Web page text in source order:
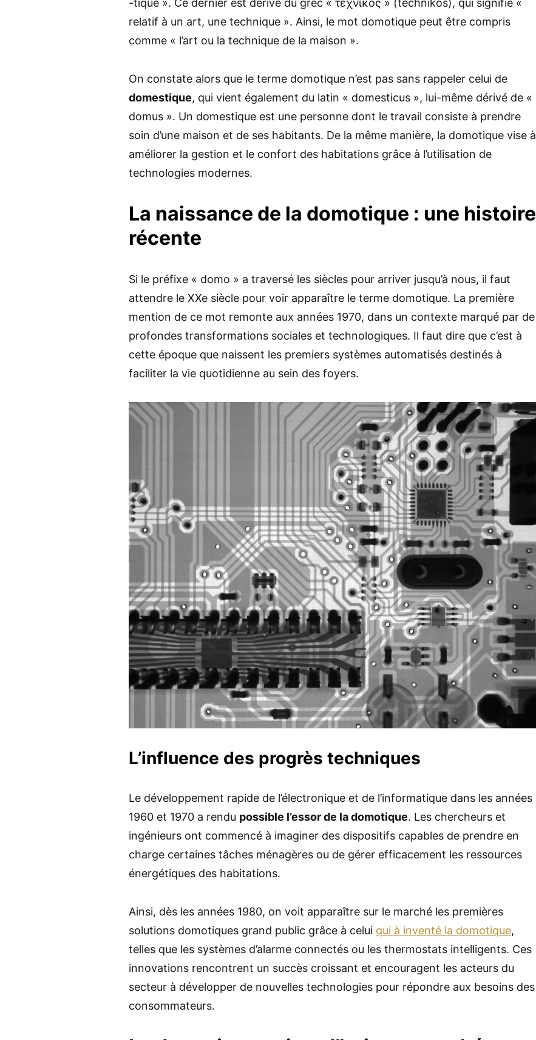
-tique ». Ce dernier est dérivé du grec « τεχνικός » (technikos), qui signifie «
relatif à un art, une technique ». Ainsi, le mot domotique peut être compris
comme « l’art ou la technique de la maison ».
On constate alors que le terme domotique n’est pas sans rappeler celui de
domestique, qui vient également du latin « domesticus », lui-même dérivé de «
domus ». Un domestique est une personne dont le travail consiste à prendre
soin d’une maison et de ses habitants. De la même manière, la domotique vise à
améliorer la gestion et le confort des habitations grâce à l’utilisation de
technologies modernes.
La naissance de la domotique : une histoire
récente
Si le préfixe « domo » a traversé les siècles pour arriver jusqu’à nous, il faut
attendre le XXe siècle pour voir apparaître le terme domotique. La première
mention de ce mot remonte aux années 1970, dans un contexte marqué par de
profondes transformations sociales et technologiques. Il faut dire que c’est à
cette époque que naissent les premiers systèmes automatisés destinés à
faciliter la vie quotidienne au sein des foyers.
L’influence des progrès techniques
Le développement rapide de l’électronique et de l’informatique dans les années
1960 et 1970 a rendu possible l’essor de la domotique. Les chercheurs et
ingénieurs ont commencé à imaginer des dispositifs capables de prendre en
charge certaines tâches ménagères ou de gérer efficacement les ressources
énergétiques des habitations.
Ainsi, dès les années 1980, on voit apparaître sur le marché les premières
solutions domotiques grand public grâce à celui qui à inventé la domotique,
telles que les systèmes d’alarme connectés ou les thermostats intelligents. Ces
innovations rencontrent un succès croissant et encouragent les acteurs du
secteur à développer de nouvelles technologies pour répondre aux besoins des
consommateurs.